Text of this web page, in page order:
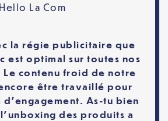
Hello La Com
la régie publicitaire que
est optimal sur toutes nos
Le contenu froid de notre
être travaillé pour
As-tu bien
unboxing des produits a